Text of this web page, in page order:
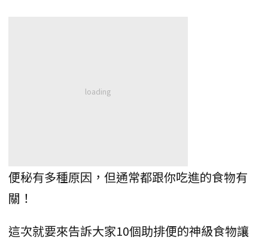
便秘有多種原因，但通常都跟你吃進的食物有
關！
這次就要來告訴大家10個助排便的神級食物讓